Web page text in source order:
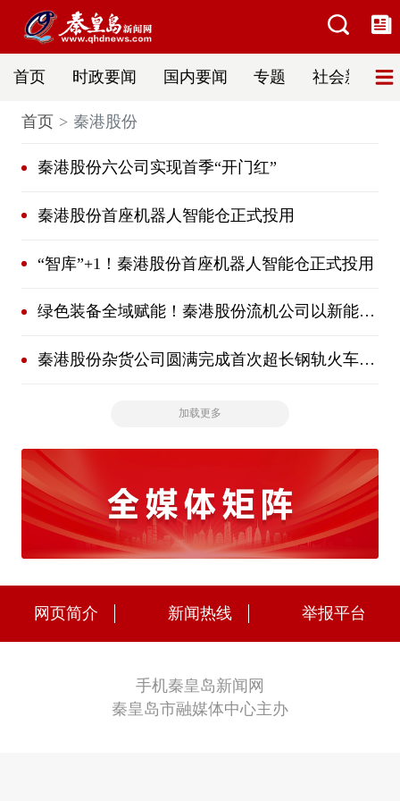
首页 时政要闻 国内要闻 专题 社会新闻
首页 秦港股份
秦港股份六公司实现首季“开门红”
秦港股份首座机器人智能仓正式投用
“智库”+1！秦港股份首座机器人智能仓正式投用
绿色装备全域赋能！秦港股份流机公司以新能源设备深度应用助力港区绿色转型
秦港股份杂货公司圆满完成首次超长钢轨火车集港卸车任务
加载更多
网页简介 新闻热线 举报平台
手机秦皇岛新闻网
秦皇岛市融媒体中心主办